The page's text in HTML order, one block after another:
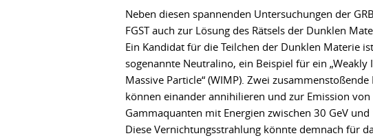
Neben diesen spannenden Untersuchungen der
FGST auch zur Lösung des Rätsels der Dunklen
Ein Kandidat für die Teilchen der Dunklen Materie
sogenannte Neutralino, ein Beispiel für ein „Weakly
Massive Particle“ (WIMP). Zwei
können einander annihilieren und zur Emission von
Gammaquanten mit Energien zwischen 30 GeV und
Diese Vernichtungsstrahlung könnte demnach für